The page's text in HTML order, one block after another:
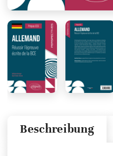
Beschreibung